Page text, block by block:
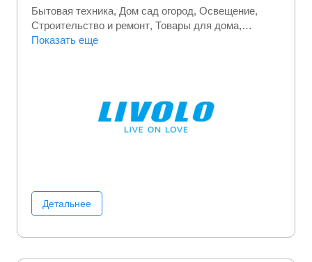
Бытовая техника Дом сад огород Освещение
Строительство и ремонт Товары для дома
Электромонтажное оборудование
Показать еще
Детальнее